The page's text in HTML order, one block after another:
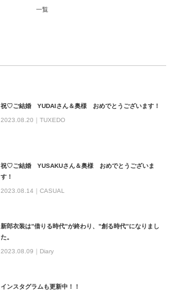
一覧
祝♡ご結婚 YUDAIさん＆奥様 おめでとうございます！
2023.08.20｜TUXEDO
祝♡ご結婚 YUSAKUさん＆奥様 おめでとうございま
す！
2023.08.14｜CASUAL
新郎衣装は”借りる時代”が終わり、”創る時代”になりまし
た。
2023.08.09｜ Diary
インスタグラムも更新中！！